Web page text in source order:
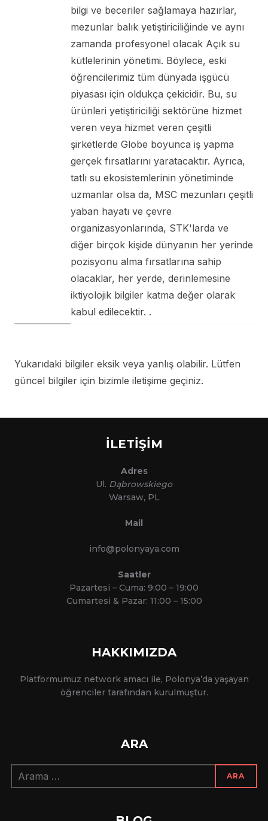
bilgi ve beceriler sağlamaya hazırlar,
mezunlar balık yetiştiriciliğinde ve aynı
zamanda profesyonel olacak Açık su
kütlelerinin yönetimi. Böylece, eski
öğrencilerimiz tüm dünyada işgücü
piyasası için oldukça çekicidir. Bu, su
ürünleri yetiştiriciliği sektörüne hizmet
veren veya hizmet veren çeşitli
şirketlerde Globe boyunca iş yapma
gerçek fırsatlarını yaratacaktır. Ayrıca,
tatlı su ekosistemlerinin yönetiminde
uzmanlar olsa da, MSC mezunları çeşitli
yaban hayatı ve çevre
organizasyonlarında, STK'larda ve
diğer birçok kişide dünyanın her yerinde
pozisyonu alma fırsatlarına sahip
olacaklar, her yerde, derinlemesine
iktiyolojik bilgiler katma değer olarak
kabul edilecektir. .
Yukarıdaki bilgiler eksik veya yanlış olabilir. Lütfen
güncel bilgiler için bizimle iletişime geçiniz.
İLETİŞİM
Adres
Ul. Dąbrowskiego
Warsaw, PL
Mail
info@polonyaya.com
Saatler
Pazartesi – Cuma: 9:00 – 19:00
Cumartesi & Pazar: 11:00 – 15:00
HAKKIMIZDA
Platformumuz network amacı ile, Polonya’da yaşayan
öğrenciler tarafından kurulmuştur.
ARA
Arama:
ARA